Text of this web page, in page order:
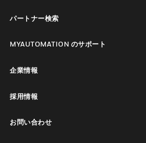
パートナー検索
MYAUTOMATION のサポート
企業情報
採用情報
お問い合わせ